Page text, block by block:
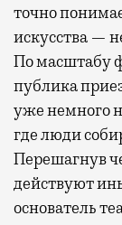
точно
искусства —
По масштабу
публика
уже немного
где люди
Перешагнув
действуют
основатель